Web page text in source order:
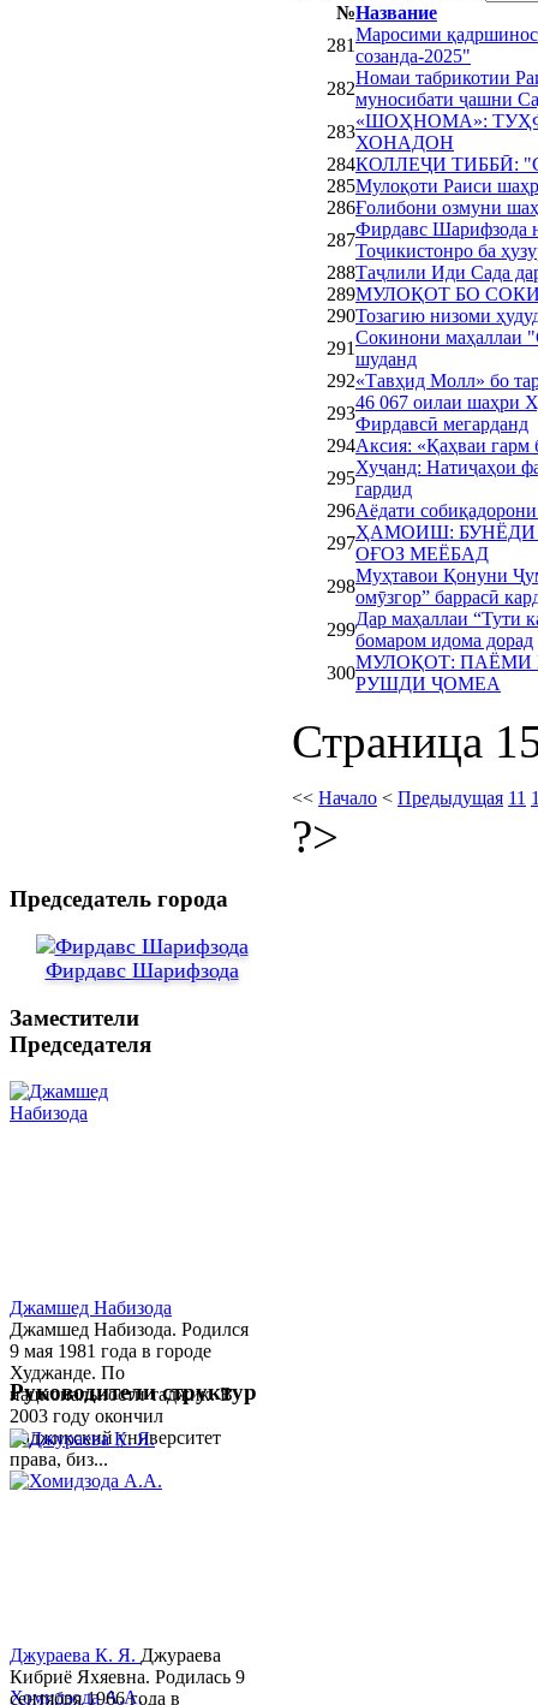
№Название
281
Маросими
созанда-2025"
282
Номаи табрикотии
муносибати ҷашни
283
«ШОҲНОМА»:
ХОНАДОН
284КОЛЛЕҶИ ТИББӢ:
285Мулоқоти Раиси
286Ғолибони озмуни
287
Фирдавс Шарифзода
Тоҷикистонро ба
288Таҷлили Иди Сада
289МУЛОҚОТ БО
290Тозагию низоми
291
Сокинони маҳаллаи
шуданд
292«Тавҳид Молл» бо
293
46 067 оилаи шаҳри
Фирдавсӣ мегарданд
294Аксия: «Қаҳваи гарм
295
Хуҷанд: Натиҷаҳои
гардид
296Аёдати
297
ҲАМОИШ:
ОҒОЗ МЕЁБАД
298
Муҳтавои Қонуни
омӯзгор” баррасӣ
299
Дар маҳаллаи “Тути
бомаром идома дорад
300
МУЛОҚОТ: ПАЁМИ
РУШДИ ҶОМЕА
Страница
<< Начало < Предыдущая 11
?>
Председатель города
Фирдавс Шарифзода
Заместители
Председателя
Джамшед Набизода
Джамшед Набизода. Родился
9 мая 1981 года в городе
Худжанде. По
национальности таджик. В
2003 году окончил
Таджикский университет
права, биз...
Хомидзода А.А.
Руководители структур
Джураева К. Я. Джураева
Кибриё Яхяевна. Родилась 9
сентября 1966 года в